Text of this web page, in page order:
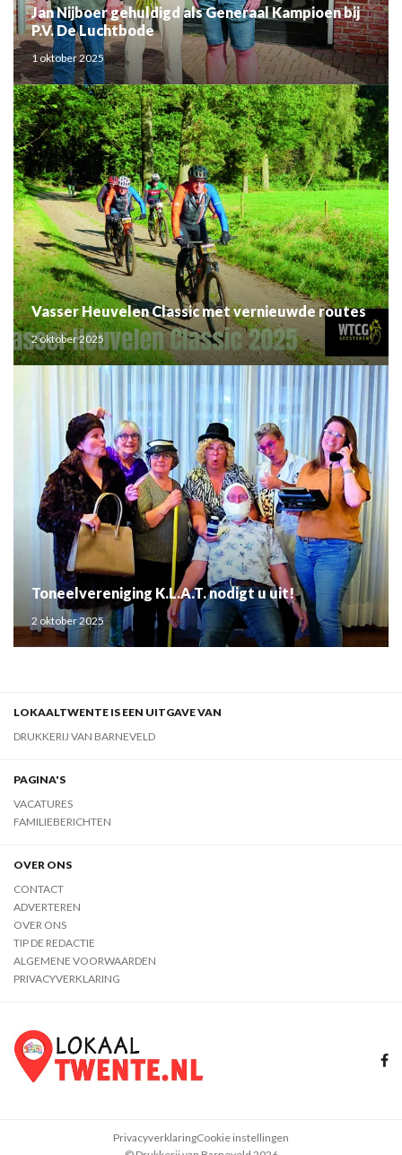
Jan Nijboer gehuldigd als Generaal Kampioen bij
P.V. De Luchtbode
1 oktober 2025
Vasser Heuvelen Classic met vernieuwde routes
2 oktober 2025
Toneelvereniging K.L.A.T. nodigt u uit!
2 oktober 2025
LOKAALTWENTE IS EEN UITGAVE VAN
DRUKKERIJ VAN BARNEVELD
PAGINA'S
VACATURES
FAMILIEBERICHTEN
OVER ONS
CONTACT
ADVERTEREN
OVER ONS
TIP DE REDACTIE
ALGEMENE VOORWAARDEN
PRIVACYVERKLARING
PrivacyverklaringCookie instellingen